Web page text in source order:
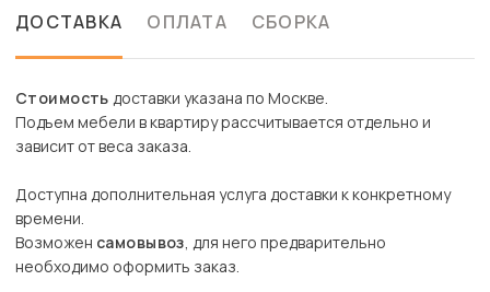
ДОСТАВКА ОПЛАТА СБОРКА
Стоимость доставки указана по Москве.
Подъем мебели в квартиру рассчитывается отдельно и
зависит от веса заказа.
Доступна дополнительная услуга доставки к конкретному
времени.
Возможен самовывоз, для него предварительно
необходимо оформить заказ.